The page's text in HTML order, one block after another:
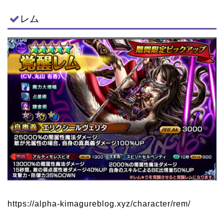
レム
https://alpha-kimagureblog.xyz/character/rem/